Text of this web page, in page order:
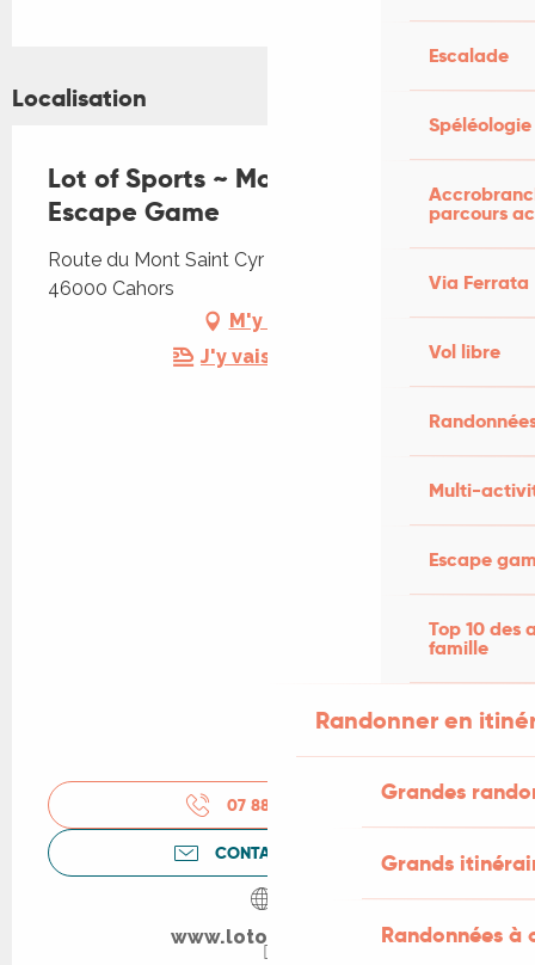
Escalade
Spéléologie
parcours
Via Ferrata
Vol libre
Multi-
Escape
Top 10 des
famille
Randonner en
Grandes
Grands
Randonnées
Localisation
Lot of Sports ~ Mont Saint Cyr -
Escape Game
Route du Mont Saint Cyr Route du Mont Saint Cyr,
46000 Cahors
M'y rendre
J'y vais en train !
07 88 15 00
CONTACTEZ-NOUS
www.lotofsports.fr